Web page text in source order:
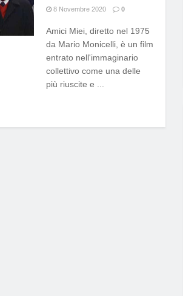
8 Novembre 2020
0
Amici Miei, diretto nel 1975
da Mario Monicelli, è un film
entrato nell'immaginario
collettivo come una delle
più riuscite e ...